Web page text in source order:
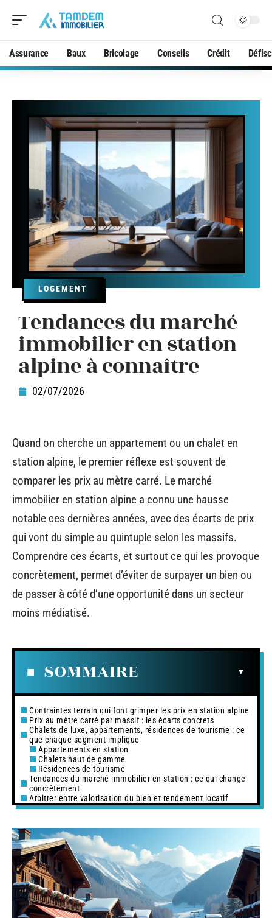
Assurance Baux Bricolage Conseils Crédit
LOGEMENT
Tendances du marché
immobilier en station
alpine à connaître
02/07/2026
Quand on cherche un appartement ou un chalet en
station alpine, le premier réflexe est souvent de
comparer les prix au mètre carré. Le marché
immobilier en station alpine a connu une hausse
notable ces dernières années, avec des écarts de prix
qui vont du simple au quintuple selon les massifs.
Comprendre ces écarts, et surtout ce qui les provoque
concrètement, permet d’éviter de surpayer un bien ou
de passer à côté d’une opportunité dans un secteur
moins médiatisé.
SOMMAIRE
Contraintes terrain qui font grimper les prix en station alpine
Prix au mètre carré par massif : les écarts concrets
Chalets de luxe, appartements, résidences de tourisme : ce
que chaque segment implique
Appartements en station
Chalets haut de gamme
Résidences de tourisme
Tendances du marché immobilier en station : ce qui change
concrètement
Arbitrer entre valorisation du bien et rendement locatif